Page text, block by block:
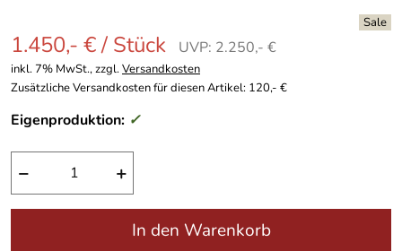
1.450,- € / Stück UVP: 2.250,- €
inkl. 7% MwSt., zzgl.Versandkosten
Zusätzliche Versandkosten für diesen Artikel: 120,- €
Eigenproduktion: ✓
− +
In den Warenkorb